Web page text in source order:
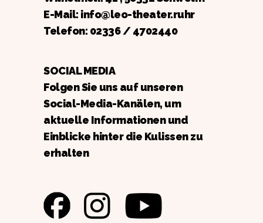
E-Mail: info@leo-theater.ruhr
Telefon: 02336 / 4702440
SOCIAL MEDIA
Folgen Sie uns auf unseren
Social-Media-Kanälen, um
aktuelle Informationen und
Einblicke hinter die Kulissen zu
erhalten